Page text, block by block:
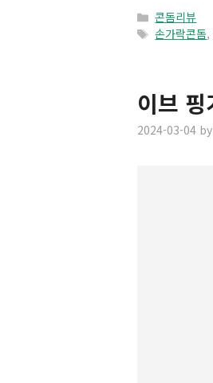
Categories
콘돔리뷰
Tags
손가락콘돔,
이브
2024-03-04 by